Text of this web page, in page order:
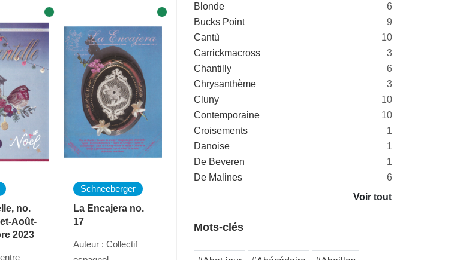
no.
Août-
2023
Schneeberger
La Encajera no.
17
Auteur : Collectif
Blonde
6
Bucks Point
9
Cantù
10
Carrickmacross
3
Chantilly
6
Chrysanthème
3
Cluny
10
Contemporaine
10
Croisements
1
Danoise
1
De Beveren
1
De Malines
6
Voir tout
Mots-clés